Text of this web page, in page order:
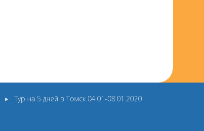
Тур на 5 дней в Томск 04.01-08.01.2020